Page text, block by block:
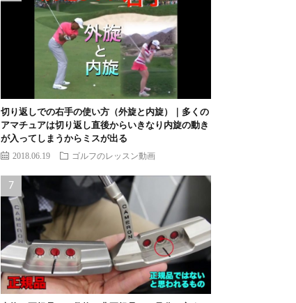
切り返しでの右手の使い方（外旋と内旋）｜多くの
アマチュアは切り返し直後からいきなり内旋の動き
が入ってしまうからミスが出る
2018.06.19 ゴルフのレッスン動画